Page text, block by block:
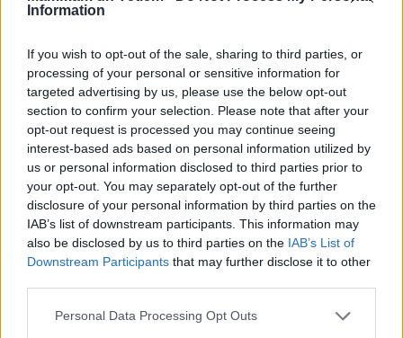
Information
If you wish to opt-out of the sale, sharing to third parties, or
processing of your personal or sensitive information for
targeted advertising by us, please use the below opt-out
section to confirm your selection. Please note that after your
opt-out request is processed you may continue seeing
interest-based ads based on personal information utilized by
us or personal information disclosed to third parties prior to
your opt-out. You may separately opt-out of the further
disclosure of your personal information by third parties on the
IAB’s list of downstream participants. This information may
also be disclosed by us to third parties on the IAB’s List of
Downstream Participants that may further disclose it to other
Personal Data Processing Opt Outs
Gatavošana
Ķirbi sagriež šķēlēs, nomizo, izņem sēklas un liek
cepeškrāsnī, kas uzkarsēta līdz 200 grādiem.
Cep, kamērķirbismīksts (aptuveni 15-20
minūtes).
Tikmēr nomizo un uz rupjās rīves sarīvē
burkānus, gabaliņos sagriež sīpolus un visu sacep
uz pannas nelielā eļļas daudzumā, kamēr mīksti.
Var cept arī sviestā.
Gatavos dārzeņus liek vienā traukā, es izmantoju